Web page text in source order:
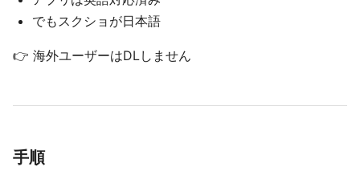
でもスクショが日本語
👉 海外ユーザーはDLしません
手順